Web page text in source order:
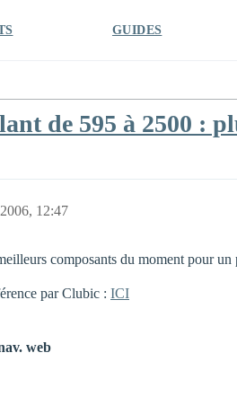
GUIDES
de 595 à 2500 :
12:47
composants du moment pour
par Clubic : ICI
web